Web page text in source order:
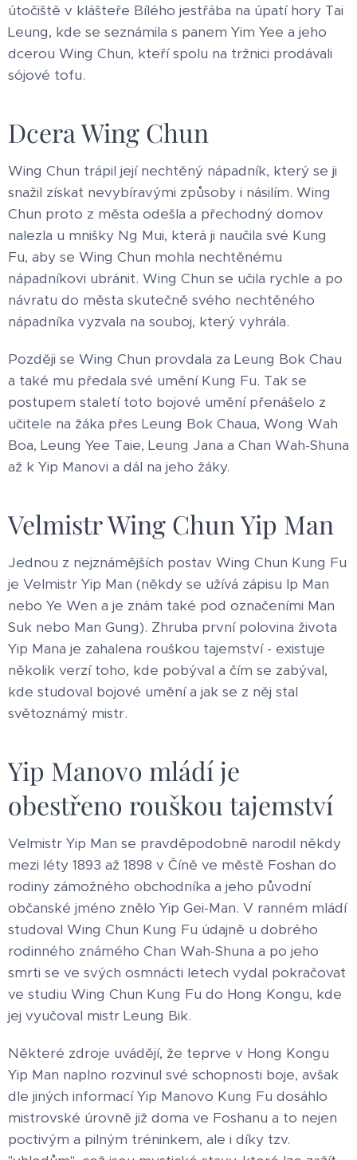
útočiště v klášteře Bílého jestřába na úpatí hory Tai
Leung, kde se seznámila s panem Yim Yee a jeho
dcerou Wing Chun, kteří spolu na tržnici prodávali
sójové tofu.
Dcera Wing Chun
Wing Chun trápil její nechtěný nápadník, který se ji
snažil získat nevybíravými způsoby i násilím. Wing
Chun proto z města odešla a přechodný domov
nalezla u mnišky Ng Mui, která ji naučila své Kung
Fu, aby se Wing Chun mohla nechtěnému
nápadníkovi ubránit. Wing Chun se učila rychle a po
návratu do města skutečně svého nechtěného
nápadníka vyzvala na souboj, který vyhrála.
Později se Wing Chun provdala za Leung Bok Chau
a také mu předala své umění Kung Fu. Tak se
postupem staletí toto bojové umění přenášelo z
učitele na žáka přes Leung Bok Chaua, Wong Wah
Boa, Leung Yee Taie, Leung Jana a Chan Wah-Shuna
až k Yip Manovi a dál na jeho žáky.
Velmistr Wing Chun Yip Man
Jednou z nejznámějších postav Wing Chun Kung Fu
je Velmistr Yip Man (někdy se užívá zápisu Ip Man
nebo Ye Wen a je znám také pod označeními Man
Suk nebo Man Gung). Zhruba první polovina života
Yip Mana je zahalena rouškou tajemství - existuje
několik verzí toho, kde pobýval a čím se zabýval,
kde studoval bojové umění a jak se z něj stal
světoznámý mistr.
Yip Manovo mládí je
obestřeno rouškou tajemství
Velmistr Yip Man se pravděpodobně narodil někdy
mezi léty 1893 až 1898 v Číně ve městě Foshan do
rodiny zámožného obchodníka a jeho původní
občanské jméno znělo Yip Gei-Man. V ranném mládí
studoval Wing Chun Kung Fu údajně u dobrého
rodinného známého Chan Wah-Shuna a po jeho
smrti se ve svých osmnácti letech vydal pokračovat
ve studiu Wing Chun Kung Fu do Hong Kongu, kde
jej vyučoval mistr Leung Bik.
Některé zdroje uvádějí, že teprve v Hong Kongu
Yip Man naplno rozvinul své schopnosti boje, avšak
dle jiných informací Yip Manovo Kung Fu dosáhlo
mistrovské úrovně již doma ve Foshanu a to nejen
poctivým a pilným tréninkem, ale i díky tzv.